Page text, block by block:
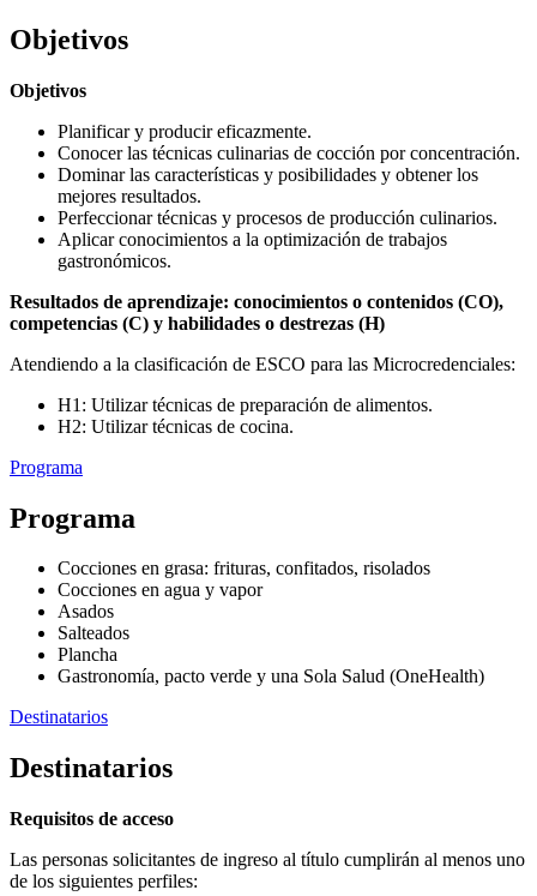
Objetivos
Objetivos
Planificar y producir eficazmente.
Conocer las técnicas culinarias de cocción por concentración.
Dominar las características y posibilidades y obtener los
mejores resultados.
Perfeccionar técnicas y procesos de producción culinarios.
Aplicar conocimientos a la optimización de trabajos
gastronómicos.
Resultados de aprendizaje: conocimientos o contenidos (CO),
competencias (C) y habilidades o destrezas (H)
Atendiendo a la clasificación de ESCO para las Microcredenciales:
H1: Utilizar técnicas de preparación de alimentos.
H2: Utilizar técnicas de cocina.
Programa
Programa
Cocciones en grasa: frituras, confitados, risolados
Cocciones en agua y vapor
Asados
Salteados
Plancha
Gastronomía, pacto verde y una Sola Salud (OneHealth)
Destinatarios
Destinatarios
Requisitos de acceso
Las personas solicitantes de ingreso al título cumplirán al menos uno
de los siguientes perfiles: